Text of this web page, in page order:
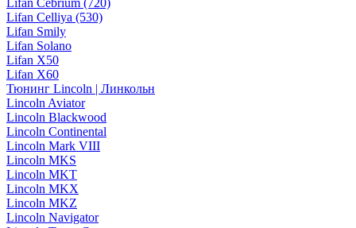
Lifan Cebrium (720)
Lifan Celliya (530)
Lifan Smily
Lifan Solano
Lifan X50
Lifan X60
Тюнинг Lincoln | Линкольн
Lincoln Aviator
Lincoln Blackwood
Lincoln Continental
Lincoln Mark VIII
Lincoln MKS
Lincoln MKT
Lincoln MKX
Lincoln MKZ
Lincoln Navigator